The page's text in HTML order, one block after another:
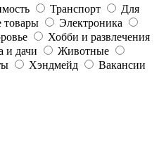
Транспорт
Для
товары
Электроника
Хобби и развлечения
и дачи
Животные
Хэндмейд
Вакансии